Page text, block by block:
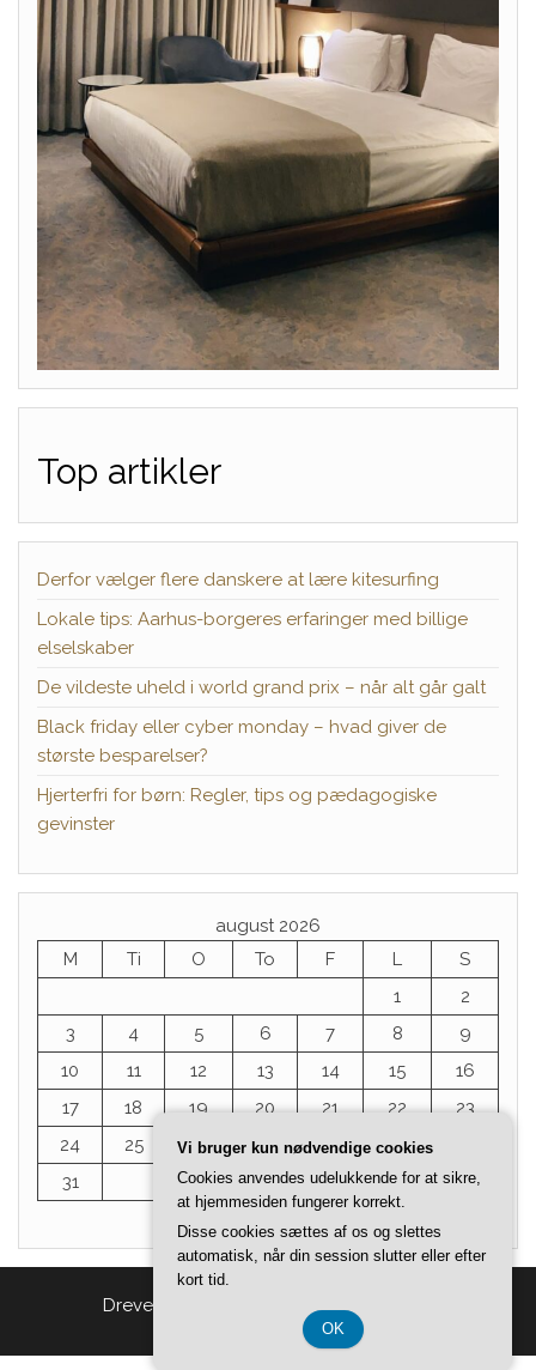
Top artikler
Derfor vælger flere danskere at lære kitesurfing
Lokale tips: Aarhus-borgeres erfaringer med billige
elselskaber
De vildeste uheld i world grand prix – når alt går galt
Black friday eller cyber monday – hvad giver de
største besparelser?
Hjerterfri for børn: Regler, tips og pædagogiske
gevinster
august 2026
M
Ti O To F L
S
1
2
3
4 5 6 7 8
9
10
11 12 13 14 15
16
17
18 19 20 21 22
23
24
25 26 27 28 29
31
Drevet af Tema:Head Blog
Vi bruger kun nødvendige cookies
Cookies anvendes udelukkende for at sikre,
at hjemmesiden fungerer korrekt.
Disse cookies sættes af os og slettes
automatisk, når din session slutter eller efter
kort tid.
OK